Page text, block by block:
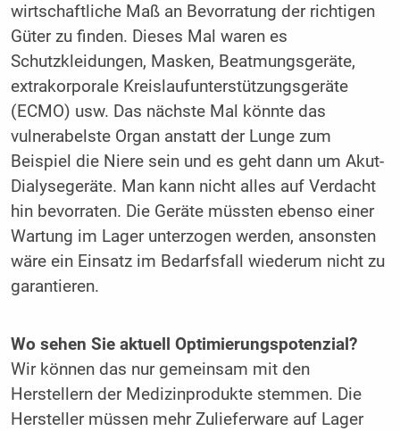
wirtschaftliche Maß an Bevorratung der richtigen
Güter zu finden. Dieses Mal waren es
Schutzkleidungen, Masken, Beatmungsgeräte,
extrakorporale Kreislaufunterstützungsgeräte
(ECMO) usw. Das nächste Mal könnte das
vulnerabelste Organ anstatt der Lunge zum
Beispiel die Niere sein und es geht dann um Akut-
Dialysegeräte. Man kann nicht alles auf Verdacht
hin bevorraten. Die Geräte müssten ebenso einer
Wartung im Lager unterzogen werden, ansonsten
wäre ein Einsatz im Bedarfsfall wiederum nicht zu
garantieren.
Wo sehen Sie aktuell Optimierungspotenzial?
Wir können das nur gemeinsam mit den
Herstellern der Medizinprodukte stemmen. Die
Hersteller müssen mehr Zulieferware auf Lager